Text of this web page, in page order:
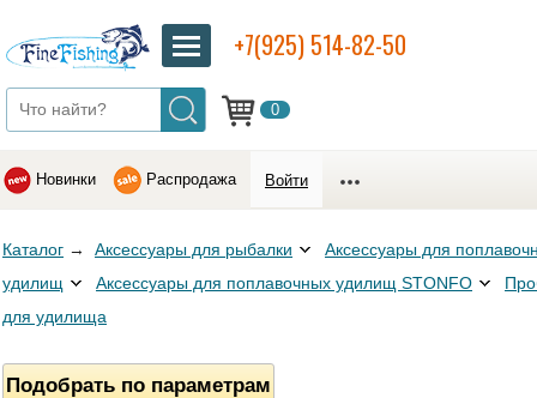
0
+7(925) 514-82-50
Новинки Распродажа Войти
Каталог → Аксессуары для рыбалки
Аксессуары для
удилищ
Аксессуары для поплавочных удилищ STONFO
для удилища
Подобрать по параметрам